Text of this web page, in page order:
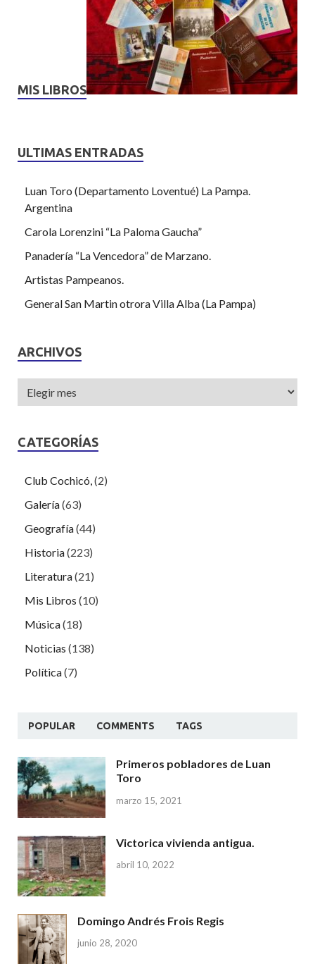
MIS LIBROS
ULTIMAS ENTRADAS
Luan Toro (Departamento Loventué) La Pampa.
Argentina
Carola Lorenzini “La Paloma Gaucha”
Panadería “La Vencedora” de Marzano.
Artistas Pampeanos.
General San Martin otrora Villa Alba (La Pampa)
ARCHIVOS
CATEGORÍAS
Club Cochicó,(2)
Galería(63)
Geografía(44)
Historia(223)
Literatura(21)
Mis Libros (10)
Música(18)
Noticias (138)
Política(7)
POPULAR COMMENTS TAGS
Primeros pobladores de Luan
Toro
marzo 15, 2021
Victorica vivienda antigua.
abril 10, 2022
Domingo Andrés Frois Regis
junio 28, 2020